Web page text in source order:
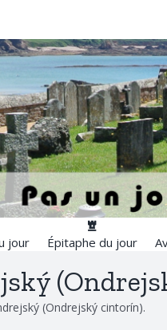
jour Épitaphe du jour
(Ondrejský cintorín).